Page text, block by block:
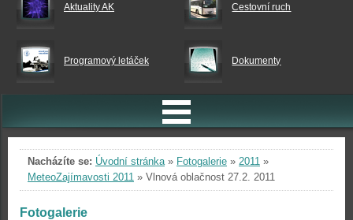
Aktuality AK Cestovní ruch
Programový letáček Dokumenty
Nacházíte se: Úvodní stránka» Fotogalerie » 2011 »
MeteoZajímavosti 2011 » Vlnová oblačnost 27.2. 2011
Fotogalerie